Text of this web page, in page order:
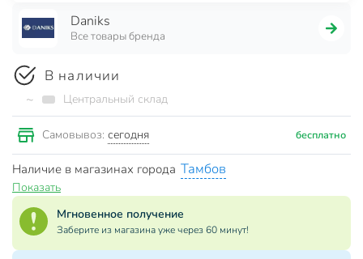
Daniks
Все товары бренда
В наличии
~ Центральный склад
Самовывоз: сегодня бесплатно
Наличие в магазинах города Тамбов
Показать
Мгновенное получение
Заберите из магазина уже через 60 минут!